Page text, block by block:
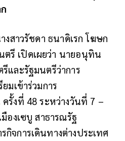
สาวรัชดา ธนาดิเรก โฆษก
ตรี เปิดเผยว่า นายอนุทิน
และรัฐมนตรีว่าการ
มเข้าร่วมการ
รั้งที่ 48 ระหว่างวันที่ 7 –
องเซบู สาธารณรัฐ
จการเดินทางต่างประเทศ